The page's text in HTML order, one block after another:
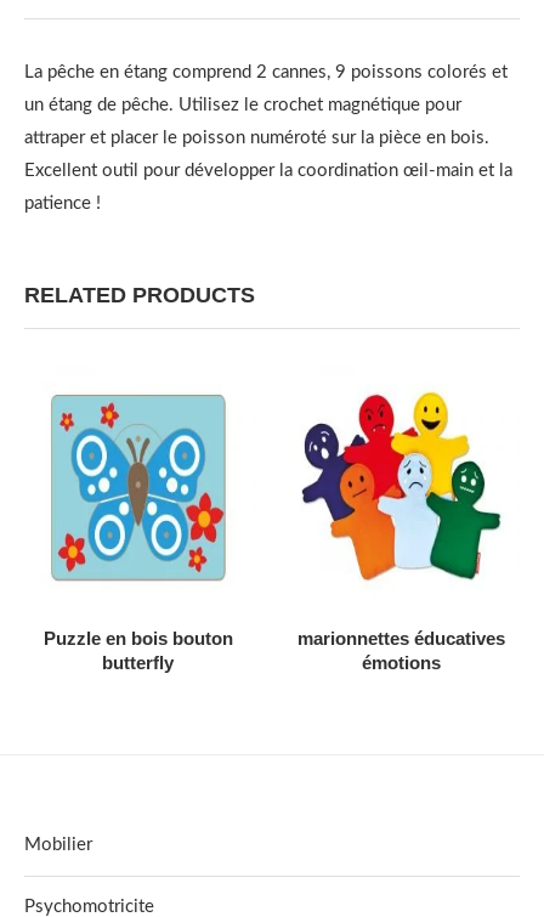
La pêche en étang comprend 2 cannes, 9 poissons colorés et
un étang de pêche. Utilisez le crochet magnétique pour
attraper et placer le poisson numéroté sur la pièce en bois.
Excellent outil pour développer la coordination œil-main et la
patience !
RELATED PRODUCTS
AJOUTER AU DEVIS
Puzzle en bois bouton
butterfly
AJOUTER AU DEVIS
marionnettes éducatives
émotions
Mobilier
Psychomotricite